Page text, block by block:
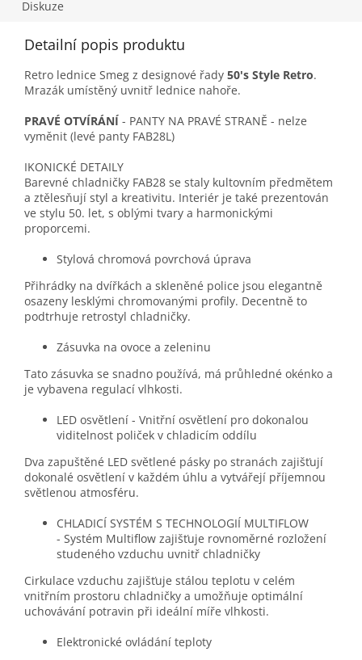
Diskuze
Detailní popis produktu
Retro lednice Smeg z designové řady 50's Style Retro.
Mrazák umístěný uvnitř lednice nahoře.
PRAVÉ OTVÍRÁNÍ - PANTY NA PRAVÉ STRANĚ - nelze
vyměnit (levé panty FAB28L)
IKONICKÉ DETAILY
Barevné chladničky FAB28 se staly kultovním předmětem
a ztělesňují styl a kreativitu. Interiér je také prezentován
ve stylu 50. let, s oblými tvary a harmonickými
proporcemi.
Stylová chromová povrchová úprava
Přihrádky na dvířkách a skleněné police jsou elegantně
osazeny lesklými chromovanými profily. Decentně to
podtrhuje retrostyl chladničky.
Zásuvka na ovoce a zeleninu
Tato zásuvka se snadno používá, má průhledné okénko a
je vybavena regulací vlhkosti.
LED osvětlení - Vnitřní osvětlení pro dokonalou
viditelnost poliček v chladicím oddílu
Dva zapuštěné LED světlené pásky po stranách zajišťují
dokonalé osvětlení v každém úhlu a vytvářejí příjemnou
světlenou atmosféru.
CHLADICÍ SYSTÉM S TECHNOLOGIÍ MULTIFLOW
- Systém Multiflow zajišťuje rovnoměrné rozložení
studeného vzduchu uvnitř chladničky
Cirkulace vzduchu zajišťuje stálou teplotu v celém
vnitřním prostoru chladničky a umožňuje optimální
uchovávání potravin při ideální míře vlhkosti.
Elektronické ovládání teploty